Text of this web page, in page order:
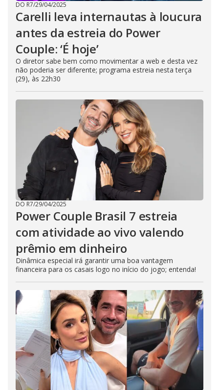
DO R7/29/04/2025
Carelli leva internautas à loucura
antes da estreia do Power
Couple: ‘É hoje’
O diretor sabe bem como movimentar a web e desta vez
não poderia ser diferente; programa estreia nesta terça
(29), às 22h30
DO R7/29/04/2025
Power Couple Brasil 7 estreia
com atividade ao vivo valendo
prêmio em dinheiro
Dinâmica especial irá garantir uma boa vantagem
financeira para os casais logo no início do jogo; entenda!